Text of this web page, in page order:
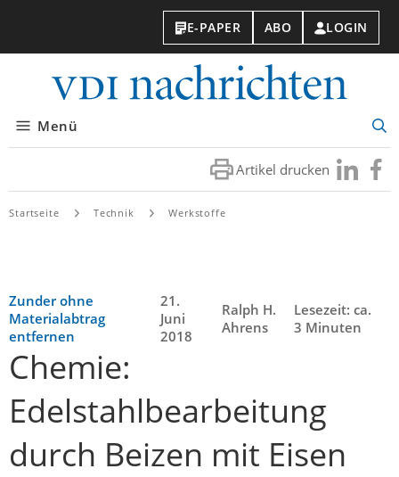
E-PAPER ABO LOGIN
Menü
Artikel drucken Besuchen
Sie
Sie
Startseite Technik Werkstoffe
Zunder ohne
Materialabtrag
entfernen
21.
Juni
2018
Ralph H.
Ahrens
Lesezeit: ca.
3 Minuten
Chemie:
Edelstahlbearbeitung
durch Beizen mit Eisen